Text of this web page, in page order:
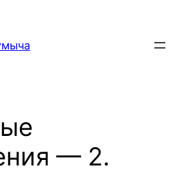
— 2.